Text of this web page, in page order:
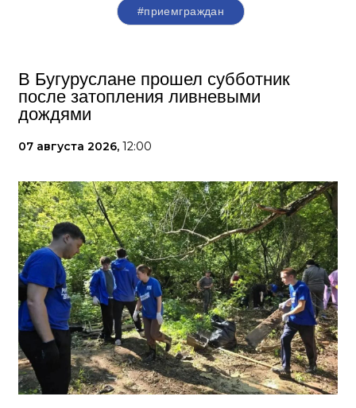
#приемграждан
В Бугуруслане прошел субботник
после затопления ливневыми
дождями
07 августа 2026, 12:00